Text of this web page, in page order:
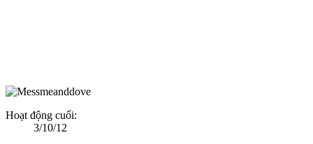
Hoạt động cuối:
3/10/12